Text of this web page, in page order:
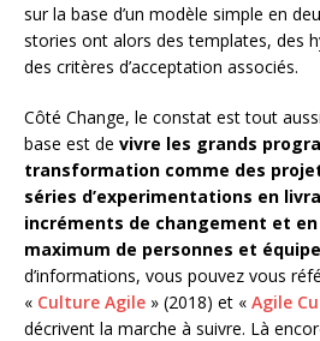
sur la base d’un modèle simple en
stories ont alors des templates, des
des critères d’acceptation associés.
Côté Change, le constat est tout
base est de vivre les grands
transformation comme des
séries d’experimentations en
incréments de changement et
maximum de personnes et
d’informations, vous pouvez vous
« Culture Agile » (2018) et « Agile
décrivent la marche à suivre. Là